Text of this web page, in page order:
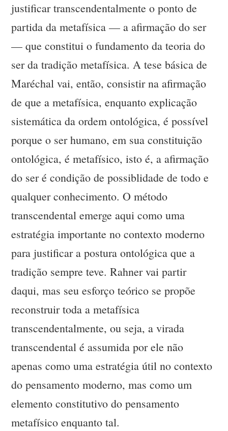
justificar transcendentalmente o ponto de
partida da metafísica — a afirmação do ser
— que constitui o fundamento da teoria do
ser da tradição metafísica. A tese básica de
Maréchal vai, então, consistir na afirmação
de que a metafísica, enquanto explicação
sistemática da ordem ontológica, é possível
porque o ser humano, em sua constituição
ontológica, é metafísico, isto é, a afirmação
do ser é condição de possiblidade de todo e
qualquer conhecimento. O método
transcendental emerge aqui como uma
estratégia importante no contexto moderno
para justificar a postura ontológica que a
tradição sempre teve. Rahner vai partir
daqui, mas seu esforço teórico se propõe
reconstruir toda a metafísica
transcendentalmente, ou seja, a virada
transcendental é assumida por ele não
apenas como uma estratégia útil no contexto
do pensamento moderno, mas como um
elemento constitutivo do pensamento
metafísico enquanto tal.